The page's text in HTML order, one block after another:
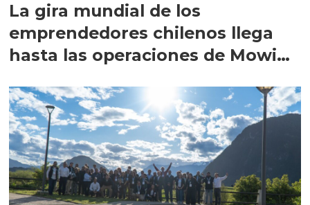
La gira mundial de los
emprendedores chilenos llega
hasta las operaciones de Mowi